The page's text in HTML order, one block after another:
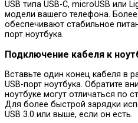
USB типа USB-C, microUSB или
модели вашего телефона.
обеспечивают стабильное
порт ноутбука.
Подключение кабеля к
Вставьте один конец кабеля в
USB-порт ноутбука. Обратите
ноутбуке могут отличаться по
Для более быстрой зарядки
USB 3.0 или выше, если он есть.